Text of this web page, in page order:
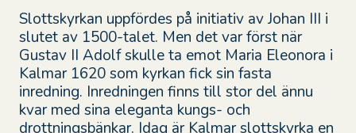
Slottskyrkan uppfördes på initiativ av Johan III i
slutet av 1500-talet. Men det var först när
Gustav II Adolf skulle ta emot Maria Eleonora i
Kalmar 1620 som kyrkan fick sin fasta
inredning. Inredningen finns till stor del ännu
kvar med sina eleganta kungs- och
drottningsbänkar. Idag är Kalmar slottskyrka en